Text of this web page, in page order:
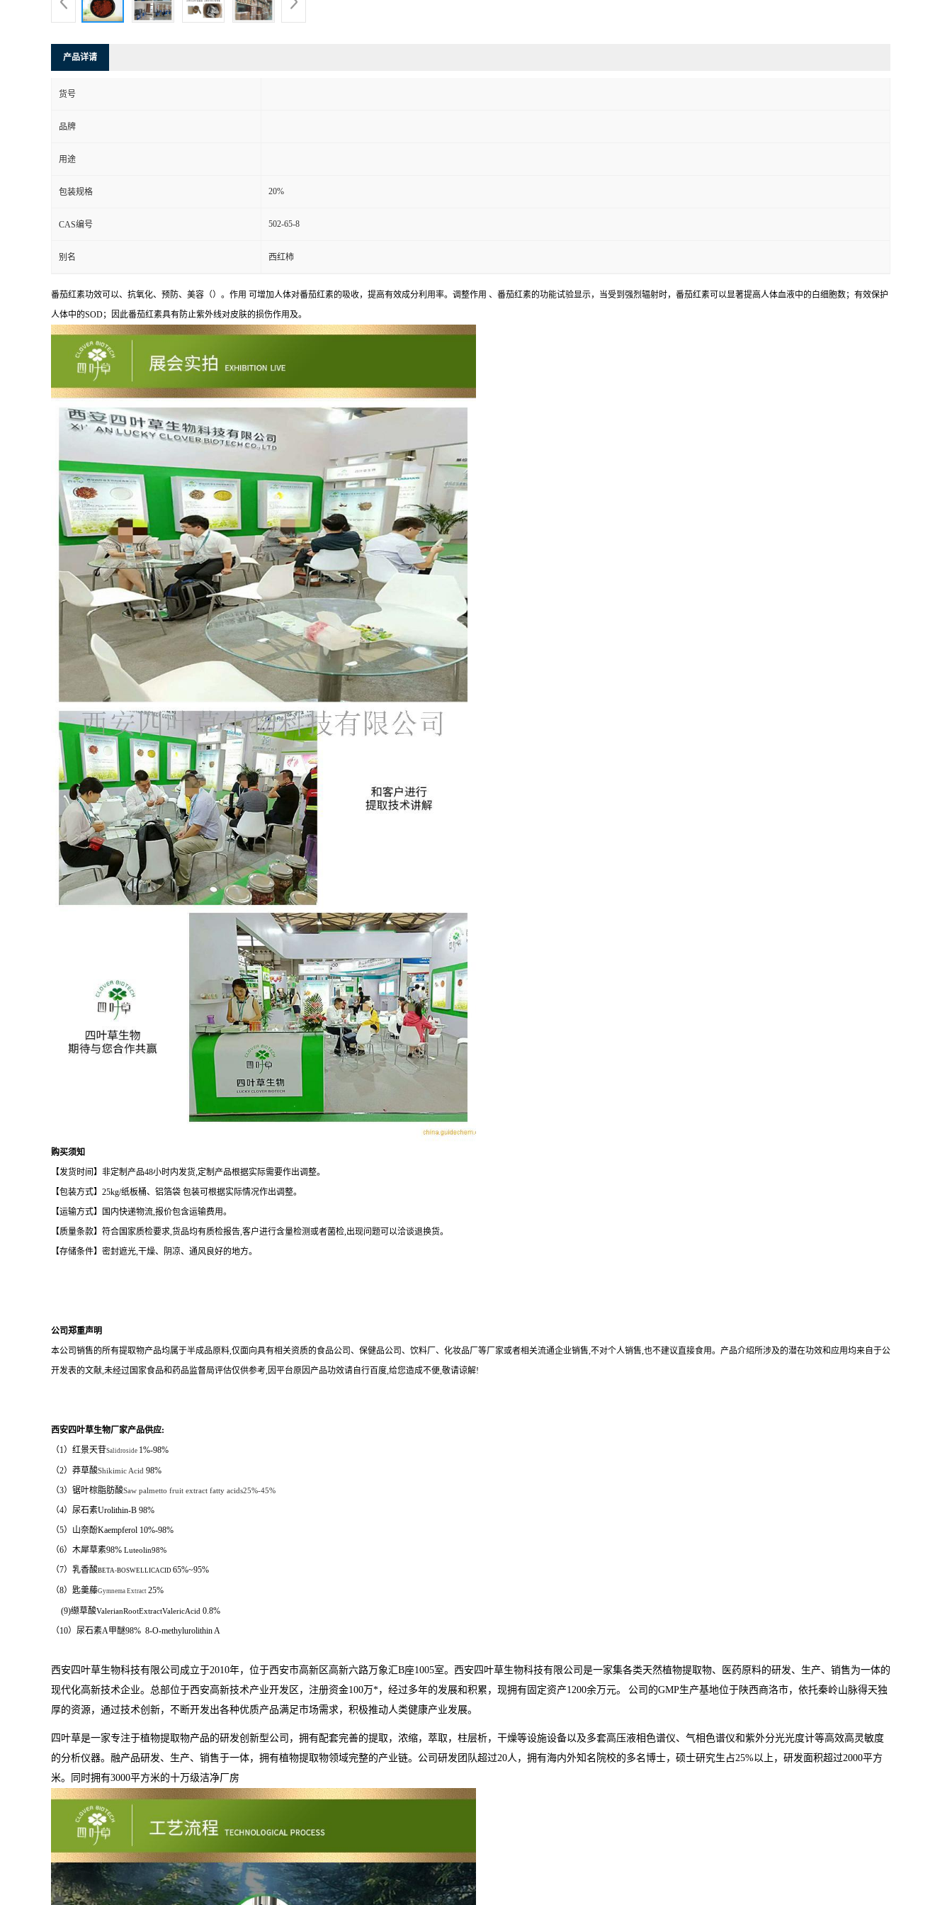
产品详请
货号
品牌
用途
包装规格 20%
CAS编号 502-65-8
别名 西红柿
番茄红素功效可以、抗氧化、预防、美容（）。作用 可增加人体对番茄红素的吸收，提高有效成分利用率。调整作用 、番茄红素的功能试验显示，当受到强烈辐射时，番茄红素可以显著提高人体血液中的白细胞数；有效保护
人体中的SOD；因此番茄红素具有防止紫外线对皮肤的损伤作用及。
购买须知
【发货时间】非定制产品48小时内发货,定制产品根据实际需要作出调整。
【包装方式】 25kg/纸板桶、铝箔袋 包装可根据实际情况作出调整。
【运输方式】国内快递物流,报价包含运输费用。
【质量条款】符合国家质检要求,货品均有质检报告,客户进行含量检测或者菌检,出现问题可以洽谈退换货。
【存储条件】密封遮光,干燥、阴凉、通风良好的地方。
公司郑重声明
本公司销售的所有提取物产品均属于半成品原料,仅面向具有相关资质的食品公司、保健品公司、饮料厂、化妆品厂等厂家或者相关流通企业销售,不对个人销售,也不建议直接食用。产品介绍所涉及的潜在功效和应用均来自于公
开发表的文献,未经过国家食品和药品监督局评估仅供参考,因平台原因产品功效请自行百度,给您造成不便,敬请谅解!
西安四叶草生物厂家产品供应:
（1）红景天苷Salidroside 1%-98%
（2）莽草酸Shikimic Acid 98%
（3）锯叶棕脂肪酸Saw palmetto fruit extract fatty acids25%-45%
（4） 尿石素Urolithin-B 98%
（5）山奈酚Kaempferol 10%-98%
（6）木犀草素98% Luteolin98%
（7）乳香酸BETA-BOSWELLICACID 65%~95%
（8）匙羹藤Gymnema Extract 25%
(9)缬草酸ValerianRootExtractValericAcid 0.8%
（10）尿石素A甲醚98% 8-O-methylurolithin A
西安四叶草生物科技有限公司成立于2010年，位于西安市高新区高新六路万象汇 B座1005室。西安四叶草生物科技有限公司是一家集各类天然植物提取物、医药原料的研发、生产、销售为一体的
现代化高新技术企业。 总部位于西安高新技术产业开发区，注册资金100万*，经过多年的发展和积累，现拥有固定资产1200余万元。 公司的GMP生产基地位于陕西商洛市，依托秦岭山脉得天独
厚的资源，通过技术创新，不断开发出各种优质产品满足市场需求，积极推动人类健康产业发展。
四叶草是一家专注于植物提取物产品的研发创新型公司，拥有配套完善的提取，浓缩，萃取，柱层析，干燥等设施设备以及多套高压液相色谱仪、气相色谱仪和紫外分光光度计等高效高灵敏度
的分析仪器。融产品研发、生产、销售于一体，拥有植物提取物领域完整的产业链。公司研发团队超过20人，拥有海内外知名院校的多名博士，硕士研究生占25%以上，研发面积超过2000平方
米。同时拥有3000平方米的十万级洁净厂房